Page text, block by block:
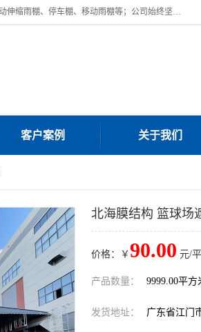
广东鼎新钢结构工程有限公司是一家制作大型电动雨棚厂家;主营：电动推拉雨棚、厂房过道雨棚、电动伸缩雨棚、停车棚、移动雨棚等；公司始终坚持结构创新,品质优越,美观形象,且售后服务好。公司充分吸纳当今休闲用品的前端技术和风格,为您带来质价相宜,时尚典雅的各种户外用品,
客户案例 关于我们
北海膜结构 篮球场
价格：￥ 90.00 元/
产品数量： 9999.00平方
发货地址： 广东省江门